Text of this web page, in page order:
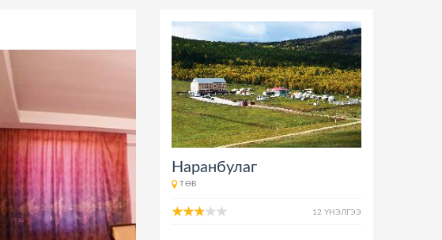
Наранбулаг
ТӨВ
12 ҮНЭЛГЭЭ